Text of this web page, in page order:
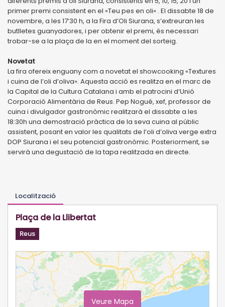
primer premi consistent en el «Teu pes en oli» . El dissabte 18 de
novembre, a les 17’30 h, a la Fira d’Oli Siurana, s’extreuran les
butlletes guanyadores, i per obtenir el premi, és necessari
trobar-se a la plaça de la en el moment del sorteig.
Novetat
La fira ofereix enguany com a novetat el showcooking «Textures
i cuina de l’oli d’oliva». Aquesta acció es realitza en el marc de
la Capital de la Cultura Catalana i amb el patrocini d’Unió
Corporació Alimentària de Reus. Pep Nogué, xef, professor de
cuina i divulgador gastronòmic realitzarà el dissabte a les
18:30h una demostració pràctica de la seva cuina al públic
assistent, posant en valor les qualitats de l’oli d’oliva verge extra
DOP Siurana i el seu potencial gastronòmic. Posteriorment, se
servirà una degustació de la tapa realitzada en directe.
Localització
Plaça de la Llibertat
Reus
Veure Mapa